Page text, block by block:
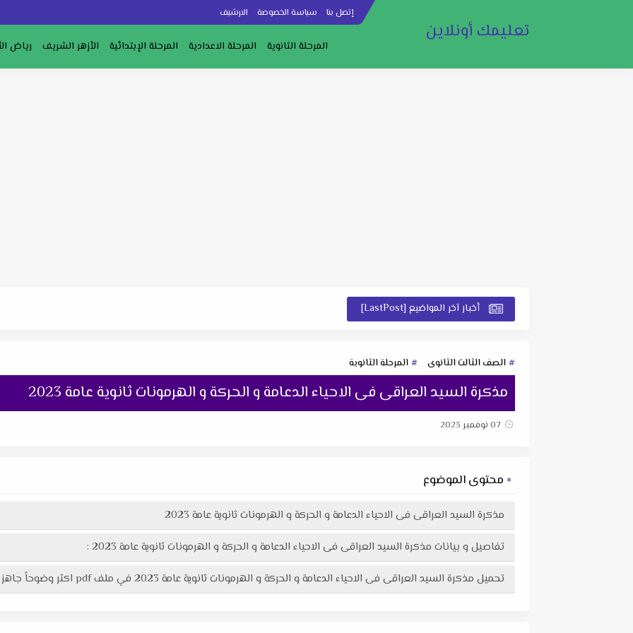
إتصل بنا سياسة الخصوصة الارشيف
تعليمك أونلاين
المرحلة الثانوية المرحلة الاعدادية المرحلة الإبتدائية الأزهر الشريف رياض
أخبار آخر المواضيع [LastPost]
الصف الثالث الثانوى المرحلة الثانوية
مذكرة السيد العراقى فى الاحياء الدعامة و الحركة و الهرمونات ثانوية عامة 2023
07 نوفمبر 2023
محتوى الموضوع
مذكرة السيد العراقى فى الاحياء الدعامة و الحركة و الهرمونات ثانوية عامة 2023
تفاصيل و بيانات مذكرة السيد العراقى فى الاحياء الدعامة و الحركة و الهرمونات ثانوية عامة 2023 :
تحميل مذكرة السيد العراقى فى الاحياء الدعامة و الحركة و الهرمونات ثانوية عامة 2023 في ملف pdf اكثر وضوحاً جاهز للطباعة برابط مباشر